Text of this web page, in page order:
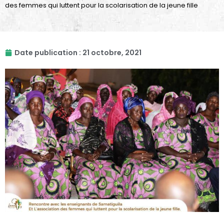
des femmes qui luttent pour la scolarisation de la jeune fille
Date publication : 21 octobre, 2021